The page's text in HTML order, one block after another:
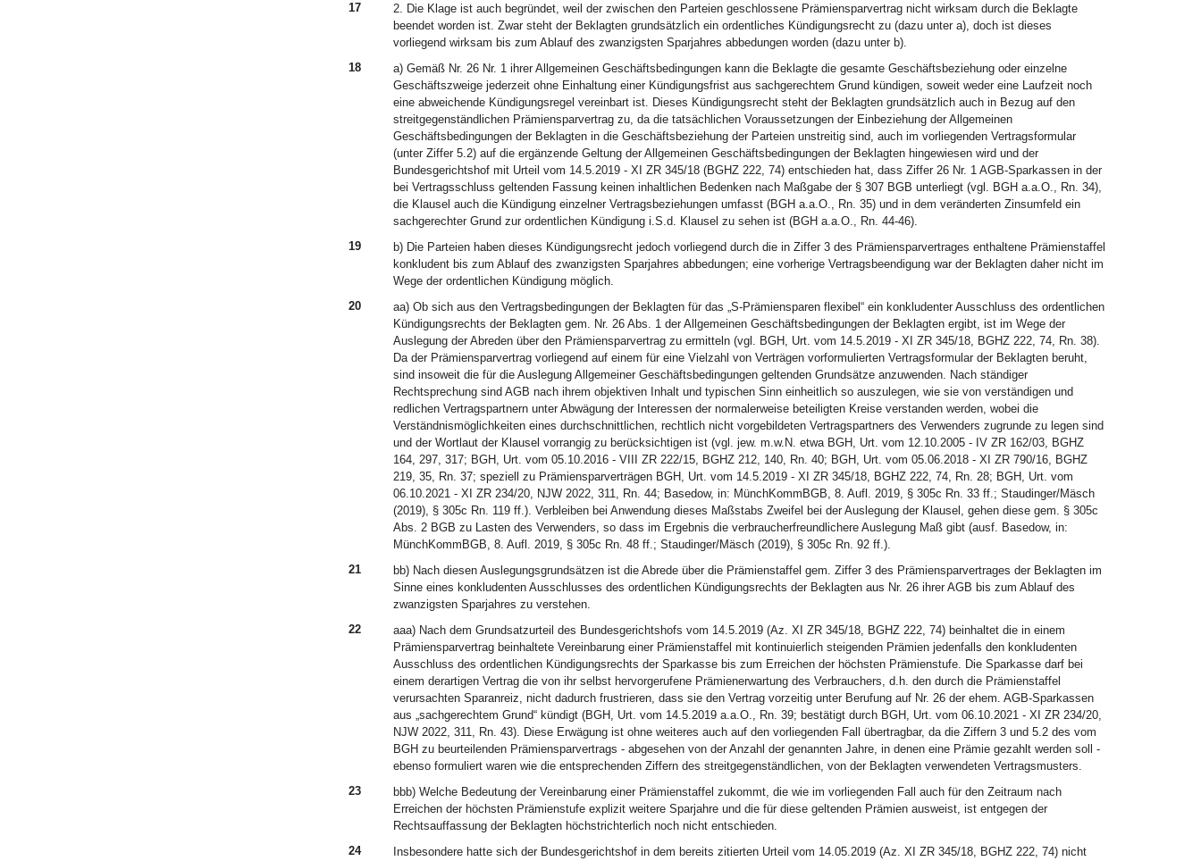
17
2. Die Klage ist auch begründet, weil der zwischen den Parteien geschlossene Prämiensparvertrag nicht wirksam durch die Beklagte
beendet worden ist. Zwar steht der Beklagten grundsätzlich ein ordentliches Kündigungsrecht zu (dazu unter a), doch ist dieses
vorliegend wirksam bis zum Ablauf des zwanzigsten Sparjahres abbedungen worden (dazu unter b).
18
a) Gemäß Nr. 26 Nr. 1 ihrer Allgemeinen Geschäftsbedingungen kann die Beklagte die gesamte Geschäftsbeziehung oder einzelne
Geschäftszweige jederzeit ohne Einhaltung einer Kündigungsfrist aus sachgerechtem Grund kündigen, soweit weder eine Laufzeit noch
eine abweichende Kündigungsregel vereinbart ist. Dieses Kündigungsrecht steht der Beklagten grundsätzlich auch in Bezug auf den
streitgegenständlichen Prämiensparvertrag zu, da die tatsächlichen Voraussetzungen der Einbeziehung der Allgemeinen
Geschäftsbedingungen der Beklagten in die Geschäftsbeziehung der Parteien unstreitig sind, auch im vorliegenden Vertragsformular
(unter Ziffer 5.2) auf die ergänzende Geltung der Allgemeinen Geschäftsbedingungen der Beklagten hingewiesen wird und der
Bundesgerichtshof mit Urteil vom 14.5.2019 - XI ZR 345/18 (BGHZ 222, 74) entschieden hat, dass Ziffer 26 Nr. 1 AGB-Sparkassen in der
bei Vertragsschluss geltenden Fassung keinen inhaltlichen Bedenken nach Maßgabe der § 307 BGB unterliegt (vgl. BGH a.a.O., Rn. 34),
die Klausel auch die Kündigung einzelner Vertragsbeziehungen umfasst (BGH a.a.O., Rn. 35) und in dem veränderten Zinsumfeld ein
sachgerechter Grund zur ordentlichen Kündigung i.S.d. Klausel zu sehen ist (BGH a.a.O., Rn. 44-46).
19
b) Die Parteien haben dieses Kündigungsrecht jedoch vorliegend durch die in Ziffer 3 des Prämiensparvertrages enthaltene Prämienstaffel
konkludent bis zum Ablauf des zwanzigsten Sparjahres abbedungen; eine vorherige Vertragsbeendigung war der Beklagten daher nicht im
Wege der ordentlichen Kündigung möglich.
20
aa) Ob sich aus den Vertragsbedingungen der Beklagten für das „S-Prämiensparen flexibel“ ein konkludenter Ausschluss des ordentlichen
Kündigungsrechts der Beklagten gem. Nr. 26 Abs. 1 der Allgemeinen Geschäftsbedingungen der Beklagten ergibt, ist im Wege der
Auslegung der Abreden über den Prämiensparvertrag zu ermitteln (vgl. BGH, Urt. vom 14.5.2019 - XI ZR 345/18, BGHZ 222, 74, Rn. 38).
Da der Prämiensparvertrag vorliegend auf einem für eine Vielzahl von Verträgen vorformulierten Vertragsformular der Beklagten beruht,
sind insoweit die für die Auslegung Allgemeiner Geschäftsbedingungen geltenden Grundsätze anzuwenden. Nach ständiger
Rechtsprechung sind AGB nach ihrem objektiven Inhalt und typischen Sinn einheitlich so auszulegen, wie sie von verständigen und
redlichen Vertragspartnern unter Abwägung der Interessen der normalerweise beteiligten Kreise verstanden werden, wobei die
Verständnismöglichkeiten eines durchschnittlichen, rechtlich nicht vorgebildeten Vertragspartners des Verwenders zugrunde zu legen sind
und der Wortlaut der Klausel vorrangig zu berücksichtigen ist (vgl. jew. m.w.N. etwa BGH, Urt. vom 12.10.2005 - IV ZR 162/03, BGHZ
164, 297, 317; BGH, Urt. vom 05.10.2016 - VIII ZR 222/15, BGHZ 212, 140, Rn. 40; BGH, Urt. vom 05.06.2018 - XI ZR 790/16, BGHZ
219, 35, Rn. 37; speziell zu Prämiensparverträgen BGH, Urt. vom 14.5.2019 - XI ZR 345/18, BGHZ 222, 74, Rn. 28; BGH, Urt. vom
06.10.2021 - XI ZR 234/20, NJW 2022, 311, Rn. 44; Basedow, in: MünchKommBGB, 8. Aufl. 2019, § 305c Rn. 33 ff.; Staudinger/Mäsch
(2019), § 305c Rn. 119 ff.). Verbleiben bei Anwendung dieses Maßstabs Zweifel bei der Auslegung der Klausel, gehen diese gem. § 305c
Abs. 2 BGB zu Lasten des Verwenders, so dass im Ergebnis die verbraucherfreundlichere Auslegung Maß gibt (ausf. Basedow, in:
MünchKommBGB, 8. Aufl. 2019, § 305c Rn. 48 ff.; Staudinger/Mäsch (2019), § 305c Rn. 92 ff.).
21
bb) Nach diesen Auslegungsgrundsätzen ist die Abrede über die Prämienstaffel gem. Ziffer 3 des Prämiensparvertrages der Beklagten im
Sinne eines konkludenten Ausschlusses des ordentlichen Kündigungsrechts der Beklagten aus Nr. 26 ihrer AGB bis zum Ablauf des
zwanzigsten Sparjahres zu verstehen.
22
aaa) Nach dem Grundsatzurteil des Bundesgerichtshofs vom 14.5.2019 (Az. XI ZR 345/18, BGHZ 222, 74) beinhaltet die in einem
Prämiensparvertrag beinhaltete Vereinbarung einer Prämienstaffel mit kontinuierlich steigenden Prämien jedenfalls den konkludenten
Ausschluss des ordentlichen Kündigungsrechts der Sparkasse bis zum Erreichen der höchsten Prämienstufe. Die Sparkasse darf bei
einem derartigen Vertrag die von ihr selbst hervorgerufene Prämienerwartung des Verbrauchers, d.h. den durch die Prämienstaffel
verursachten Sparanreiz, nicht dadurch frustrieren, dass sie den Vertrag vorzeitig unter Berufung auf Nr. 26 der ehem. AGB-Sparkassen
aus „sachgerechtem Grund“ kündigt (BGH, Urt. vom 14.5.2019 a.a.O., Rn. 39; bestätigt durch BGH, Urt. vom 06.10.2021 - XI ZR 234/20,
NJW 2022, 311, Rn. 43). Diese Erwägung ist ohne weiteres auch auf den vorliegenden Fall übertragbar, da die Ziffern 3 und 5.2 des vom
BGH zu beurteilenden Prämiensparvertrags - abgesehen von der Anzahl der genannten Jahre, in denen eine Prämie gezahlt werden soll -
ebenso formuliert waren wie die entsprechenden Ziffern des streitgegenständlichen, von der Beklagten verwendeten Vertragsmusters.
23
bbb) Welche Bedeutung der Vereinbarung einer Prämienstaffel zukommt, die wie im vorliegenden Fall auch für den Zeitraum nach
Erreichen der höchsten Prämienstufe explizit weitere Sparjahre und die für diese geltenden Prämien ausweist, ist entgegen der
Rechtsauffassung der Beklagten höchstrichterlich noch nicht entschieden.
24
Insbesondere hatte sich der Bundesgerichtshof in dem bereits zitierten Urteil vom 14.05.2019 (Az. XI ZR 345/18, BGHZ 222, 74) nicht